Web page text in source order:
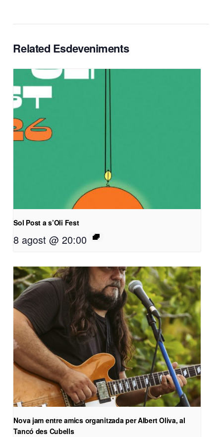
Related Esdeveniments
Sol Post a s’Oli Fest
8 agost @ 20:00
Nova jam entre amics organitzada per Albert Oliva, al
Tancó des Cubells